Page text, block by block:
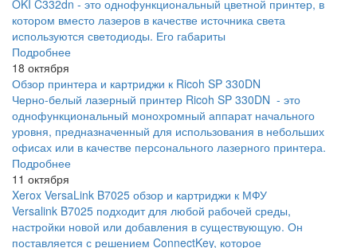
OKI C332dn - это однофункциональный цветной принтер, в
котором вместо лазеров в качестве источника света
используются светодиоды. Его габариты
Подробнее
18 октября
Обзор принтера и картриджи к Ricoh SP 330DN
Черно-белый лазерный принтер Ricoh SP 330DN - это
однофункциональный монохромный аппарат начального
уровня, предназначенный для использования в небольших
офисах или в качестве персонального лазерного принтера.
Подробнее
11 октября
Xerox VersaLink B7025 обзор и картриджи к МФУ
Versalink B7025 подходит для любой рабочей среды,
настройки новой или добавления в существующую. Он
поставляется с решением ConnectKey, которое